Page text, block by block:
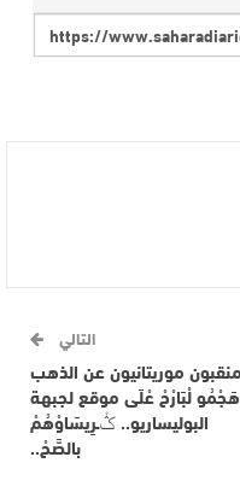
التالي
منقبون موريتانيون عن الذهب
هَجْمُو لْبَارْحْ عْلَى موقع لجبهة
البوليساريو.. ݣْـرِيسَاوْهُمْ
بالصَّحْ..